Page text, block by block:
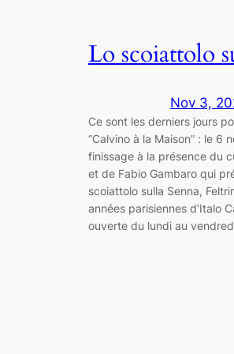
Lo scoiattolo
Nov 3,
Ce sont les derniers jours
“Calvino à la Maison” : le 6
finissage à la présence du
et de Fabio Gambaro qui
scoiattolo sulla Senna,
années parisiennes d’Italo
ouverte du lundi au